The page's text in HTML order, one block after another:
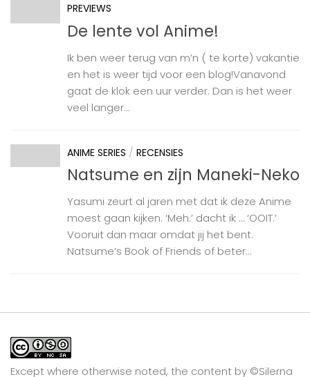
PREVIEWS
De lente vol Anime!
Ik ben weer terug van m’n ( te korte) vakantie
en het is weer tijd voor een blog!Vanavond
gaat de klok een uur verder. Dan is het weer
veel langer...
ANIME SERIES / RECENSIES
Natsume en zijn Maneki-Neko
Yasumi zeurt al jaren met dat ik deze Anime
moest gaan kijken. ‘Meh.’ dacht ik … ‘OOIT.’
Vooruit dan maar omdat jij het bent.
Natsume’s Book of Friends of beter...
Except where otherwise noted, the content by ©Silerna